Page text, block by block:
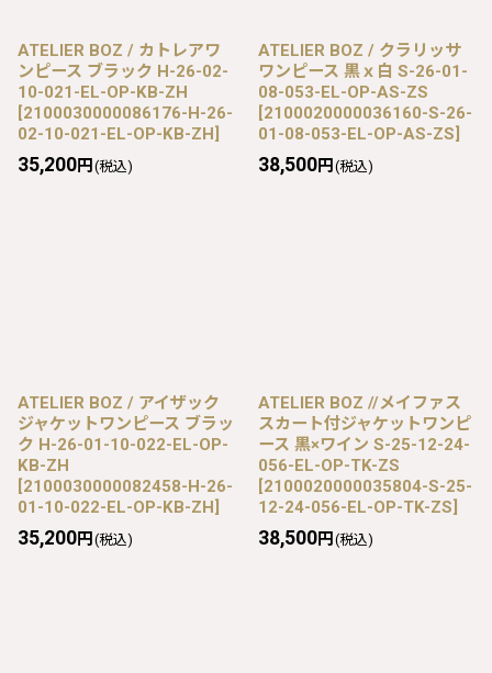
ATELIER BOZ / カトレアワ
ンピース ブラック H-26-02-
10-021-EL-OP-KB-ZH
[2100030000086176-H-26-
02-10-021-EL-OP-KB-ZH]
35,200円 (税込)
ATELIER BOZ / クラリッサ
ワンピース 黒ｘ白 S-26-01-
08-053-EL-OP-AS-ZS
[2100020000036160-S-26-
01-08-053-EL-OP-AS-ZS]
38,500円 (税込)
ATELIER BOZ / アイザック
ジャケットワンピース ブラッ
ク H-26-01-10-022-EL-OP-
KB-ZH
[2100030000082458-H-26-
01-10-022-EL-OP-KB-ZH]
35,200円 (税込)
ATELIER BOZ //メイファス
スカート付ジャケットワンピ
ース 黒×ワイン S-25-12-24-
056-EL-OP-TK-ZS
[2100020000035804-S-25-
12-24-056-EL-OP-TK-ZS]
38,500円 (税込)